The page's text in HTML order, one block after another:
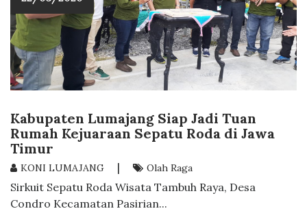
Kabupaten Lumajang Siap Jadi Tuan
Rumah Kejuaraan Sepatu Roda di Jawa
Timur
KONI LUMAJANG | Olah Raga
Sirkuit Sepatu Roda Wisata Tambuh Raya, Desa
Condro Kecamatan Pasirian...